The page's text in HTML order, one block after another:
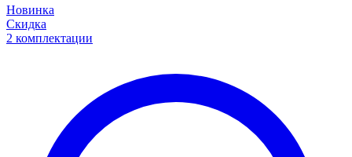
Новинка
Скидка
2 комплектации